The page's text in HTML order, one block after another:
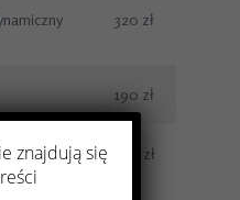
320 zł
190 zł
trwania 90
420 zł
znajdują się